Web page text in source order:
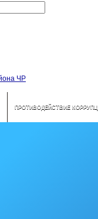
ПРОТИВОДЕЙСТВИЕ